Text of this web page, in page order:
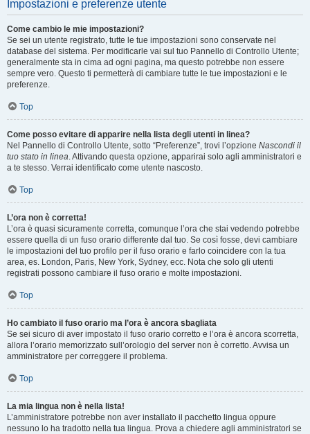
Impostazioni e preferenze utente
Come cambio le mie impostazioni?
Se sei un utente registrato, tutte le tue impostazioni sono conservate nel
database del sistema. Per modificarle vai sul tuo Pannello di Controllo Utente;
generalmente sta in cima ad ogni pagina, ma questo potrebbe non essere
sempre vero. Questo ti permetterà di cambiare tutte le tue impostazioni e le
preferenze.
Top
Come posso evitare di apparire nella lista degli utenti in linea?
Nel Pannello di Controllo Utente, sotto “Preferenze”, trovi l’opzione Nascondi il
tuo stato in linea. Attivando questa opzione, apparirai solo agli amministratori e
a te stesso. Verrai identificato come utente nascosto.
Top
L’ora non è corretta!
L’ora è quasi sicuramente corretta, comunque l’ora che stai vedendo potrebbe
essere quella di un fuso orario differente dal tuo. Se così fosse, devi cambiare
le impostazioni del tuo profilo per il fuso orario e farlo coincidere con la tua
area, es. London, Paris, New York, Sydney, ecc. Nota che solo gli utenti
registrati possono cambiare il fuso orario e molte impostazioni.
Top
Ho cambiato il fuso orario ma l’ora è ancora sbagliata
Se sei sicuro di aver impostato il fuso orario corretto e l’ora è ancora scorretta,
allora l’orario memorizzato sull’orologio del server non è corretto. Avvisa un
amministratore per correggere il problema.
Top
La mia lingua non è nella lista!
L’amministratore potrebbe non aver installato il pacchetto lingua oppure
nessuno lo ha tradotto nella tua lingua. Prova a chiedere agli amministratori se